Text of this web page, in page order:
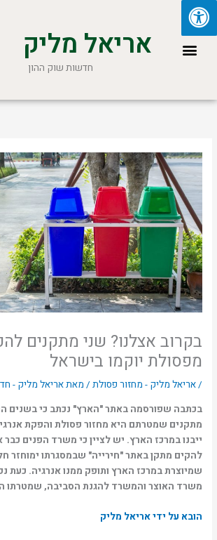
דילוג
לתוכן
תפריטאריאל מליק
חדשות שוק ההון
בקרוב אצלנו? שני מתקנים
מפסולת יוקמו בישראל
/אריאל מליק - מחזור פסולת / מאתאריאל מליק -
בכתבה שפורסמה באתר "הארץ" נכתב כי בשנים
מתקנים שמטרתם היא מחזור פסולת והפקת
ייבנו במרכז הארץ. יש לציין כי משרד הפנים
להקים מתקן באתר "חירייה" שבמסגרתו ימוחזר
שמיוצרת במרכז הארץ ותופק ממנו אנרגיה. כעת
משרד האוצר והמשרד להגנת הסביבה, שמטרתו
הובא על ידי אריאל מליק